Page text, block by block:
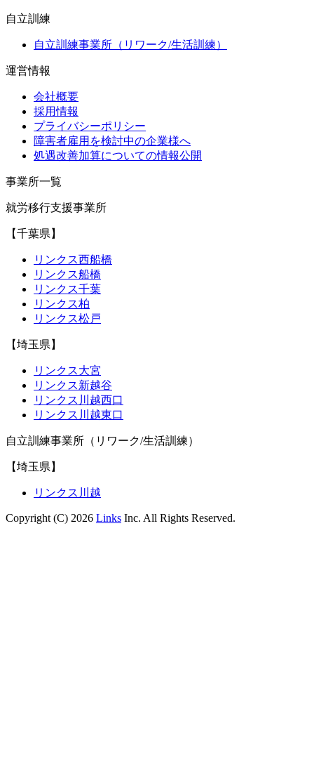
自立訓練
自立訓練事業所（リワーク/生活訓練）
運営情報
会社概要
採用情報
プライバシーポリシー
障害者雇用を検討中の企業様へ
処遇改善加算についての情報公開
事業所一覧
就労移行支援事業所
【千葉県】
リンクス西船橋
リンクス船橋
リンクス千葉
リンクス柏
リンクス松戸
【埼玉県】
リンクス大宮
リンクス新越谷
リンクス川越西口
リンクス川越東口
自立訓練事業所（リワーク/生活訓練）
【埼玉県】
リンクス川越
Copyright (C) 2026 Links Inc. All Rights Reserved.